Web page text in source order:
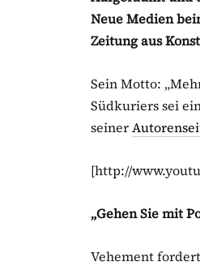
Neue Medien
Zeitung aus
Sein Motto:
Südkuriers sei
seiner
[http://
„Gehen Sie mit
Vehement